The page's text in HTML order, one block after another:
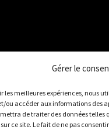
Gérer le
les meilleures expériences, nous
ou accéder aux informations des
de traiter des données
ce site. Le fait de ne pas